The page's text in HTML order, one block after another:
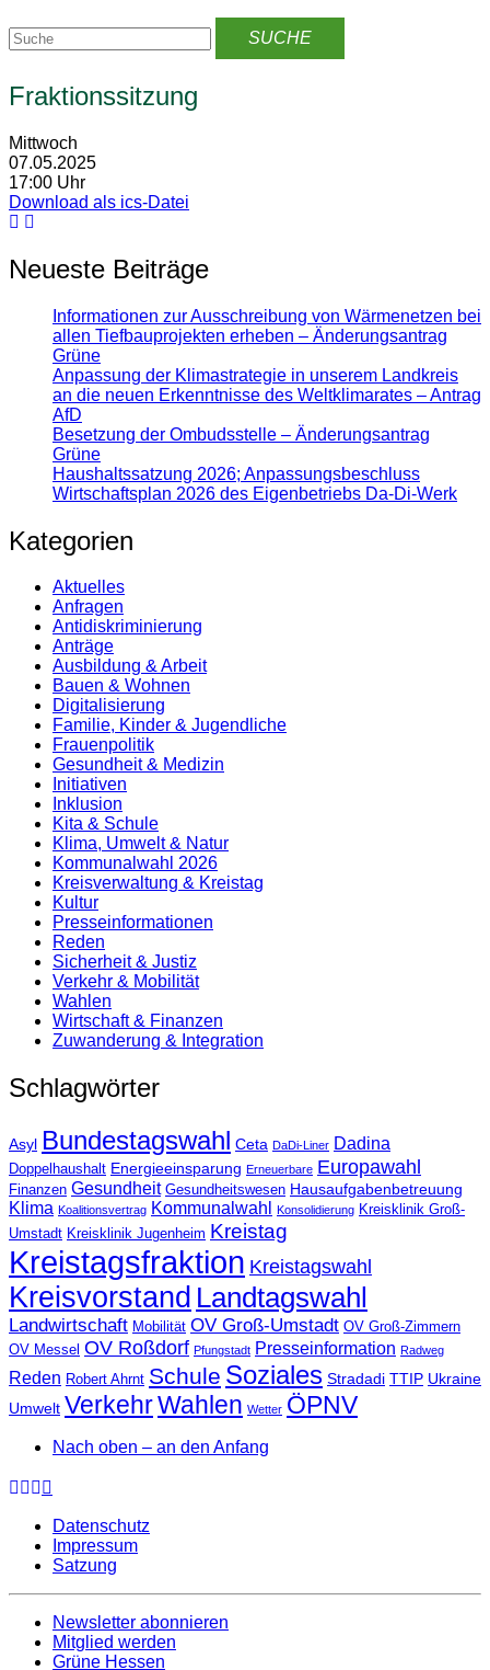
Fraktionssitzung
Mittwoch
07.05.2025
17:00 Uhr
Download als ics-Datei
Neueste Beiträge
Informationen zur Ausschreibung von Wärmenetzen bei
allen Tiefbauprojekten erheben – Änderungsantrag
Grüne
Anpassung der Klimastrategie in unserem Landkreis
an die neuen Erkenntnisse des Weltklimarates – Antrag
AfD
Besetzung der Ombudsstelle – Änderungsantrag
Grüne
Haushaltssatzung 2026; Anpassungsbeschluss
Wirtschaftsplan 2026 des Eigenbetriebs Da-Di-Werk
Kategorien
Aktuelles
Anfragen
Antidiskrimi­nierung
Anträge
Ausbildung & Arbeit
Bauen & Wohnen
Digitalisierung
Familie, Kinder & Jugendliche
Frauenpolitik
Gesundheit & Medizin
Initiativen
Inklusion
Kita & Schule
Klima, Umwelt & Natur
Kommunalwahl 2026
Kreisverwaltung & Kreistag
Kultur
Presse­informationen
Reden
Sicherheit & Justiz
Verkehr & Mobilität
Wahlen
Wirtschaft & Finanzen
Zuwanderung & Integration
Schlagwörter
Asyl Bundestagswahl Ceta DaDi-Liner Dadina
Doppelhaushalt Energieeinsparung Erneuerbare Europawahl
Finanzen Gesundheit Gesundheitswesen Hausaufgabenbetreuung
Klima Koalitionsvertrag Kommunalwahl Konsolidierung Kreisklinik Groß-
Umstadt Kreisklinik Jugenheim Kreistag
Kreistagsfraktion Kreistagswahl
Kreisvorstand Landtagswahl
Landwirtschaft Mobilität OV Groß-Umstadt OV Groß-Zimmern
OV Messel OV Roßdorf Pfungstadt Presseinformation Radweg
Reden Robert Ahrnt Schule Soziales Stradadi TTIP Ukraine
Umwelt VerkehrWahlen Wetter ÖPNV
Nach oben – an den Anfang
Datenschutz
Impressum
Satzung
Newsletter abonnieren
Mitglied werden
Grüne Hessen